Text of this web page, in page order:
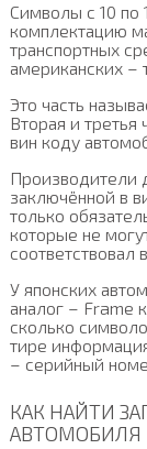
Символы с 10 по
комплектацию
транспортных
американских –
Это часть
Вторая и третья
вин коду
Производители
заключённой в
только
которые не
соответствовал
У японских
аналог – Frame
сколько
тире
– серийный
КАК НАЙТИ
АВТОМОБИЛЯ